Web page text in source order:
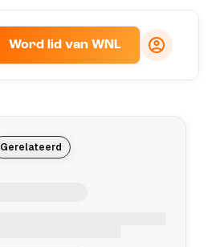
Word lid van WNL
Gerelateerd